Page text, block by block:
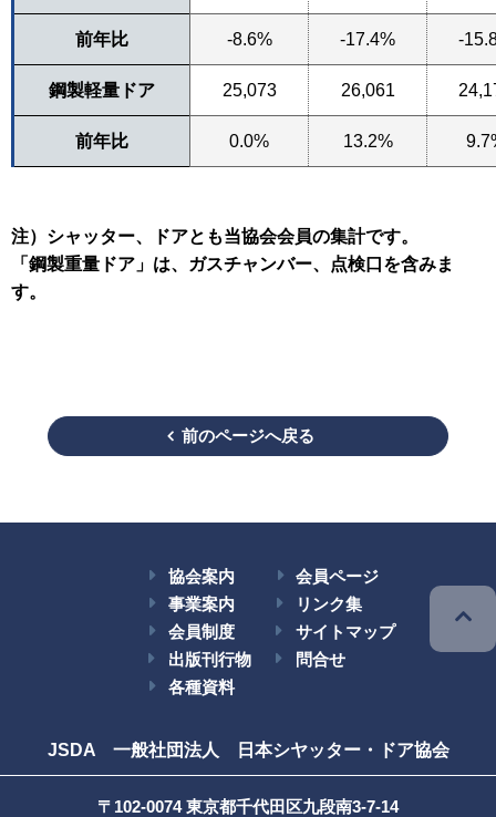
前年比 -8.6% -17.4% -
鋼製軽量ドア 25,073 26,061
前年比 0.0% 13.2%
注）シャッター、ドアとも当協会会員の集計です。
「鋼製重量ドア」は、ガスチャンバー、点検口を含みま
す。
前のページへ戻る
JSDA 一般社団法人 日本シヤッター・ドア協会
〒102-0074 東京都千代田区九段南3-7-14
協会案内
事業案内
会員制度
出版刊行物
各種資料
会員ページ
リンク集
サイトマップ
問合せ